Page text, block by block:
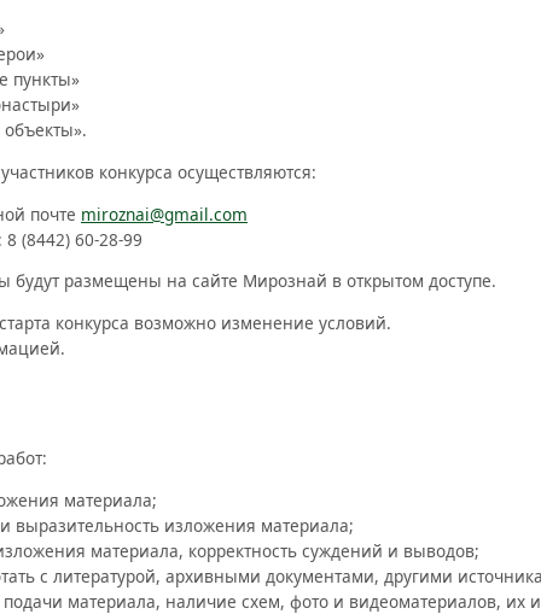
пункты»
конкурса осуществляются:
почте miroznai@gmail.com
(8442) 60-28-99
будут размещены на сайте Мирознай в открытом доступе.
конкурса возможно изменение условий.
материала;
и выразительность изложения материала;
материала, корректность суждений и выводов;
с литературой, архивными документами, другими
подачи материала, наличие схем, фото и видеоматериалов, их